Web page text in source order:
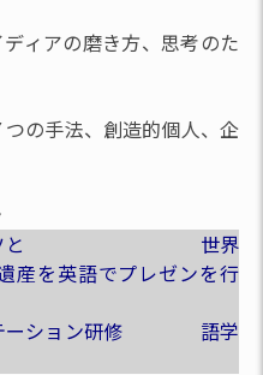
ィアの磨き方、思考のた
の手法、創造的個人、企
ーツと 世界
産を英語でプレゼンを行
ション研修 語学